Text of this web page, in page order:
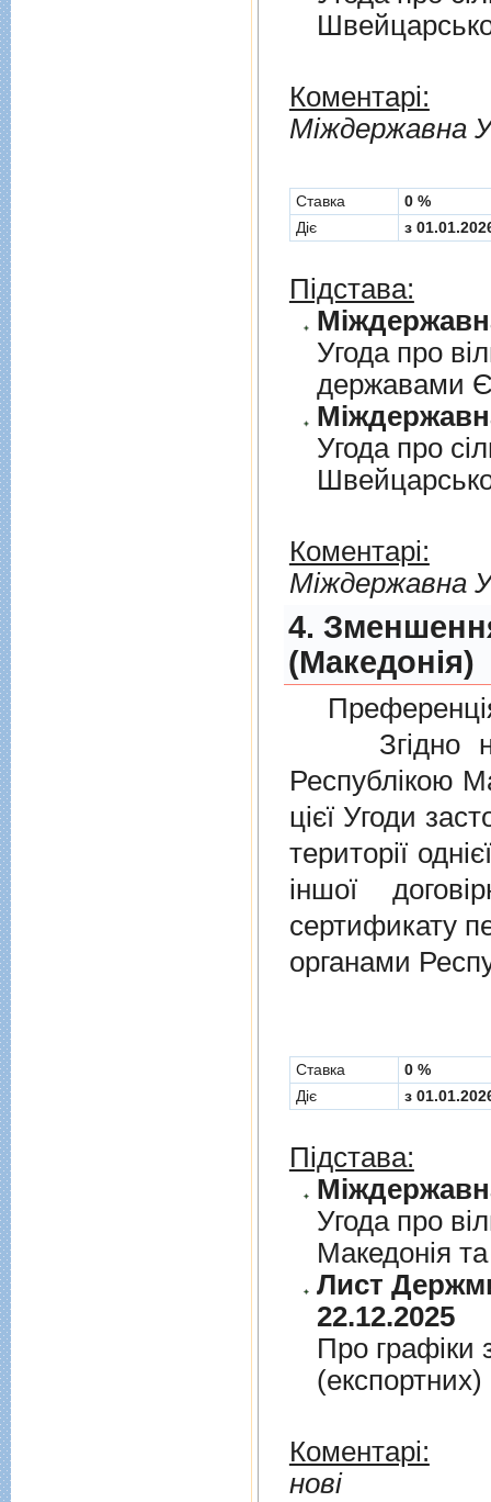
Коментарі:
Мiждержавна
Cтавка
0 %
Діє
з
Підстава:
Угода про
державами
Угода про
Коментарі:
Мiждержавна
4.
(Македонія)
Згідно
Республікою
цієї Угоди
території
іншої
сертификату
органами
Cтавка
0 %
Діє
з
Підстава:
Угода про
Македонiя
Лист
22.12.2025
Про графiки
Коментарі:
нові